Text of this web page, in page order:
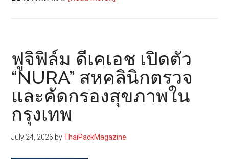
ปี
หลัง
2569
ตลาด
ฟูจิฟิล์ม ดีเคเอช เปิดตัว
“NURA” สหคลินิกตรวจ
และคัดกรองสุขภาพใน
กรุงเทพ
July 24, 2026 byThaiPackMagazine